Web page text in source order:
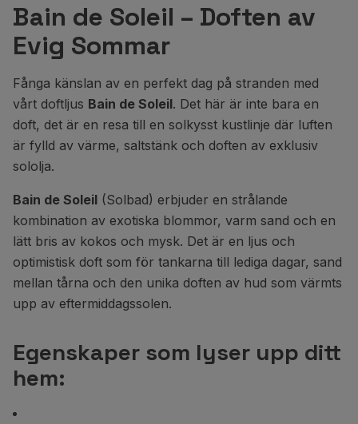
Bain de Soleil – Doften av
Evig Sommar
Fånga känslan av en perfekt dag på stranden med
vårt doftljus Bain de Soleil. Det här är inte bara en
doft, det är en resa till en solkysst kustlinje där luften
är fylld av värme, saltstänk och doften av exklusiv
sololja.
Bain de Soleil (Solbad) erbjuder en strålande
kombination av exotiska blommor, varm sand och en
lätt bris av kokos och mysk. Det är en ljus och
optimistisk doft som för tankarna till lediga dagar, sand
mellan tårna och den unika doften av hud som värmts
upp av eftermiddagssolen.
Egenskaper som lyser upp ditt
hem: